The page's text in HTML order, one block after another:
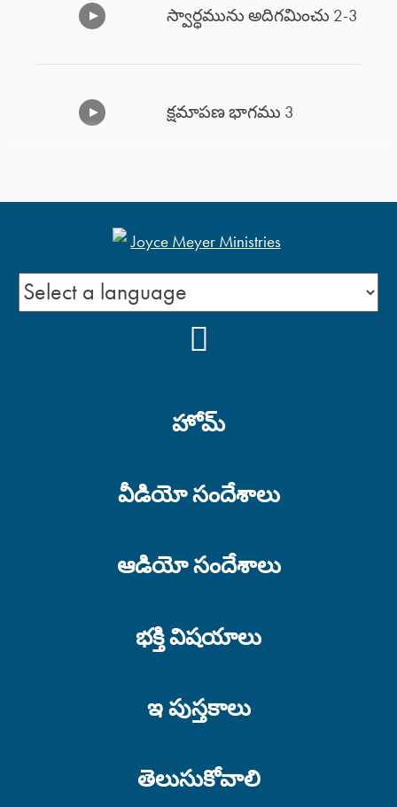
స్వార్ధమును అదిగమించు 2-3
క్షమాపణ భాగము 3
క్షమాపణ భాగము 2
క్షమాపణ భాగము 1
సమయము కేటాయించు
భయముతో చేయుము
భాగము 3
భాగము 1
హోమ్
వీడియో సందేశాలు
ఆడియో సందేశాలు
భక్తి విషయాలు
ఇ పుస్తకాలు
తెలుసుకోవాలి